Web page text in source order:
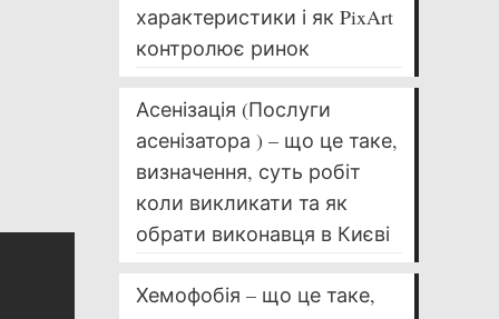
характеристики і як PixArt
контролює ринок
Асенізація (Послуги
асенізатора ) – що це таке,
визначення, суть робіт
коли викликати та як
обрати виконавця в Києві
Хемофобія – що це таке,